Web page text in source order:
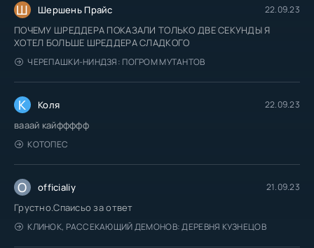
Ш Шершень Прайс 22.09.23
ПОЧЕМУ ШРЕДДЕРА ПОКАЗАЛИ ТОЛЬКО ДВЕ СЕКУНДЫ Я
ХОТЕЛ БОЛЬШЕ ШРЕДДЕРА СЛАДКОГО
ЧЕРЕПАШКИ-НИНДЗЯ: ПОГРОМ МУТАНТОВ
К Коля 22.09.23
вааай кайффффф
КОТОПЕС
O officialiy 21.09.23
Грустно.Спаисьо за ответ
КЛИНОК, РАССЕКАЮЩИЙ ДЕМОНОВ: ДЕРЕВНЯ КУЗНЕЦОВ